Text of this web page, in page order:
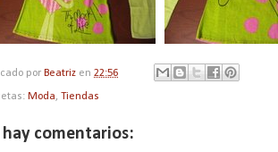
por Beatriz en 22:56
Moda, Tiendas
hay comentarios: